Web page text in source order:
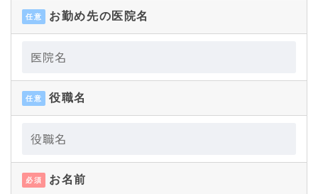
任意 お勤め先の医院名
任意 役職名
必須 お名前